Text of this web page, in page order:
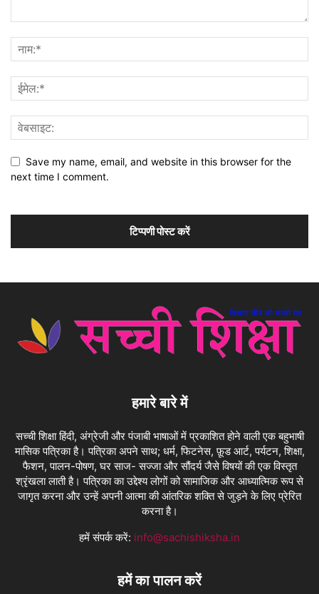
Save my name, email, and website in this browser for the
next time I comment.
हमारे बारे में
सच्ची शिक्षा हिंदी, अंग्रेजी और पंजाबी भाषाओं में प्रकाशित होने वाली एक बहुभाषी
मासिक पत्रिका है। पत्रिका अपने साथ; धर्म, फिटनेस, फ़ूड आर्ट, पर्यटन, शिक्षा,
फैशन, पालन-पोषण, घर साज- सज्जा और सौंदर्य जैसे विषयों की एक विस्तृत
श्रृंखला लाती है। पत्रिका का उद्देश्य लोगों को सामाजिक और आध्यात्मिक रूप से
जागृत करना और उन्हें अपनी आत्मा की आंतरिक शक्ति से जुड़ने के लिए प्रेरित
करना है।
हमें संपर्क करें: info@sachishiksha.in
हमें का पालन करें